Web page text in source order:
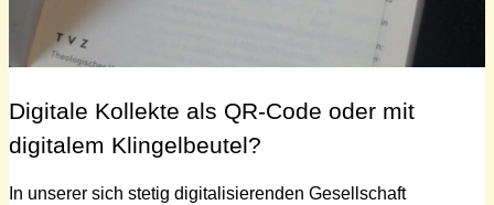
Digitale Kollekte als QR-Code oder mit
digitalem Klingelbeutel?
In unserer sich stetig digitalisierenden Gesellschaft